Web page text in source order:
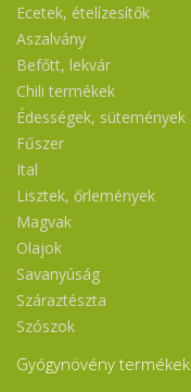
Ecetek, ételízesítők
Aszalvány
Befőtt, lekvár
Chili termékek
Édességek, sütemények
Fűszer
Ital
Lisztek, őrlemények
Magvak
Olajok
Savanyúság
Száraztészta
Szószok
Gyógynövény termékek